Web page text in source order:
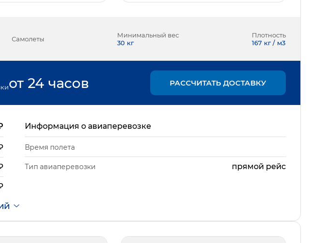
Самолеты
Минимальный вес
30 кг
Плотность
167 кг / м3
от 24 часов РАССЧИТАТЬ ДОСТАВКУ
Информация о авиаперевозке
Время полета
Тип авиаперевозки прямой рейс